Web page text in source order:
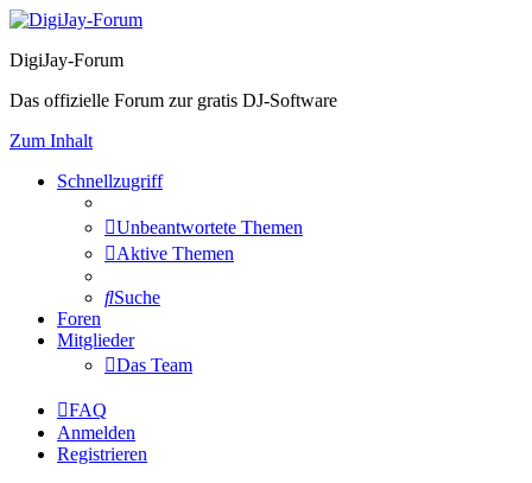
DigiJay-Forum
Das offizielle Forum zur gratis DJ-Software
Zum Inhalt
Schnellzugriff
Unbeantwortete Themen
Aktive Themen
Suche
Foren
Mitglieder
Das Team
FAQ
Anmelden
Registrieren